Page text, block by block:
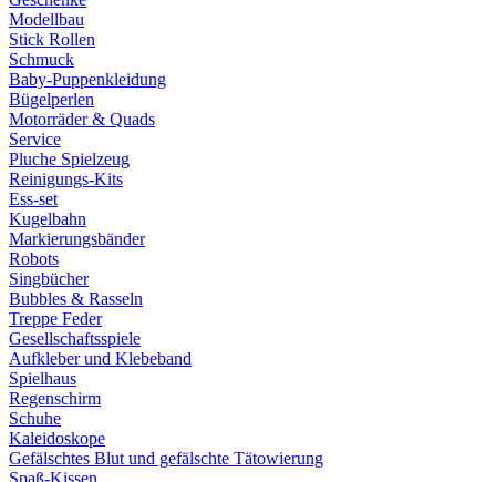
Modellbau
Stick Rollen
Schmuck
Baby-Puppenkleidung
Bügelperlen
Motorräder & Quads
Service
Pluche Spielzeug
Reinigungs-Kits
Ess-set
Kugelbahn
Markierungsbänder
Robots
Singbücher
Bubbles & Rasseln
Treppe Feder
Gesellschaftsspiele
Aufkleber und Klebeband
Spielhaus
Regenschirm
Schuhe
Kaleidoskope
Gefälschtes Blut und gefälschte Tätowierung
Spaß-Kissen